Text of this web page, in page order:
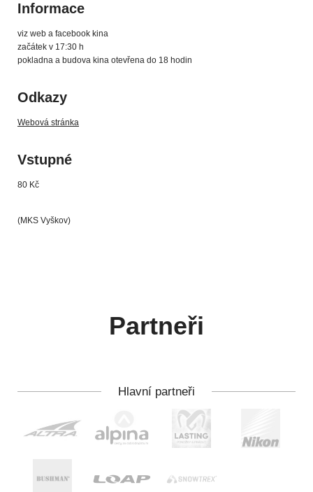
Informace
viz web a facebook kina
začátek v 17:30 h
pokladna a budova kina otevřena do 18 hodin
Odkazy
Webová stránka
Vstupné
80 Kč
(MKS Vyškov)
Partneři